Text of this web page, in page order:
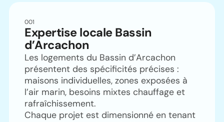
001
Expertise locale Bassin
d’Arcachon
Les logements du Bassin d’Arcachon
présentent des spécificités précises :
maisons individuelles, zones exposées à
l’air marin, besoins mixtes chauffage et
rafraîchissement.
Chaque projet est dimensionné en tenant